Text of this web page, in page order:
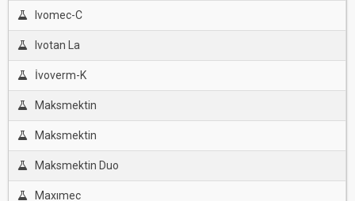
Ivomec-C
Ivotan La
İvoverm-K
Maksmektin
Maksmektin
Maksmektin Duo
Maxımec